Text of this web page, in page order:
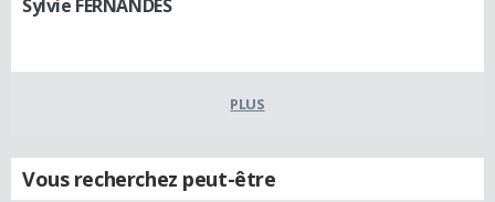
Sylvie FERNANDES
PLUS
Vous recherchez peut-être